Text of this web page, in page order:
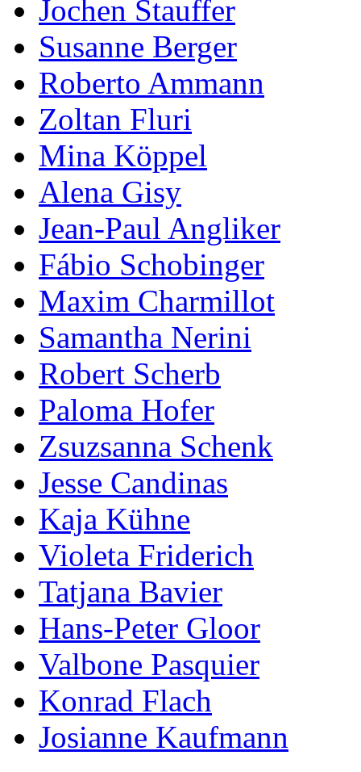
Jochen Stauffer
Susanne Berger
Roberto Ammann
Zoltan Fluri
Mina Köppel
Alena Gisy
Jean-Paul Angliker
Fábio Schobinger
Maxim Charmillot
Samantha Nerini
Robert Scherb
Paloma Hofer
Zsuzsanna Schenk
Jesse Candinas
Kaja Kühne
Violeta Friderich
Tatjana Bavier
Hans-Peter Gloor
Valbone Pasquier
Konrad Flach
Josianne Kaufmann